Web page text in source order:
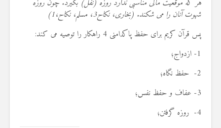
هر که موقعیت مالی مناسبی ندارد روزه (نفل) بگیرد. چون روزه
شهوت آنان را می شکند. (بخاری، نکاح3، مسلم، نکاح،1)
پس قرآن کریم برای حفظ پاکدامنی 4 راهکار را توصیه می کند:
1- ازدواج؛
2- حفظ نگاه؛
3- عفاف و حفظ نفس؛
4- روزه گرفتن؛